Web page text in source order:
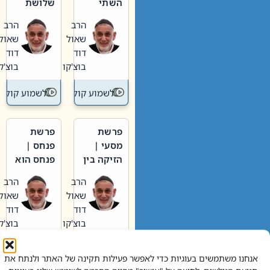
אנחנו משתמשים בעוגיות כדי לאפשר פעילות תקינה של האתר ולנתח את
וערב של
חיינו
הרב
שאול
דוד
בוצ'קו
לשמוע קול תורה – מדרש
האבות
הרב
שאול
דוד
בוצ'קו
לשמוע קול
פרשת
מסעי |
הזיקה בין
הגדול לעם הרב
שאול
דוד
בוצ'קו
לשמוע קול תורה – מדרש
פרשת
פנחס |
פנחס הוא
אליהו: בין
קנאות
הורסת
לקנאות
בונה
הרב
שאול
דוד
בוצ'קו
לשמוע קול